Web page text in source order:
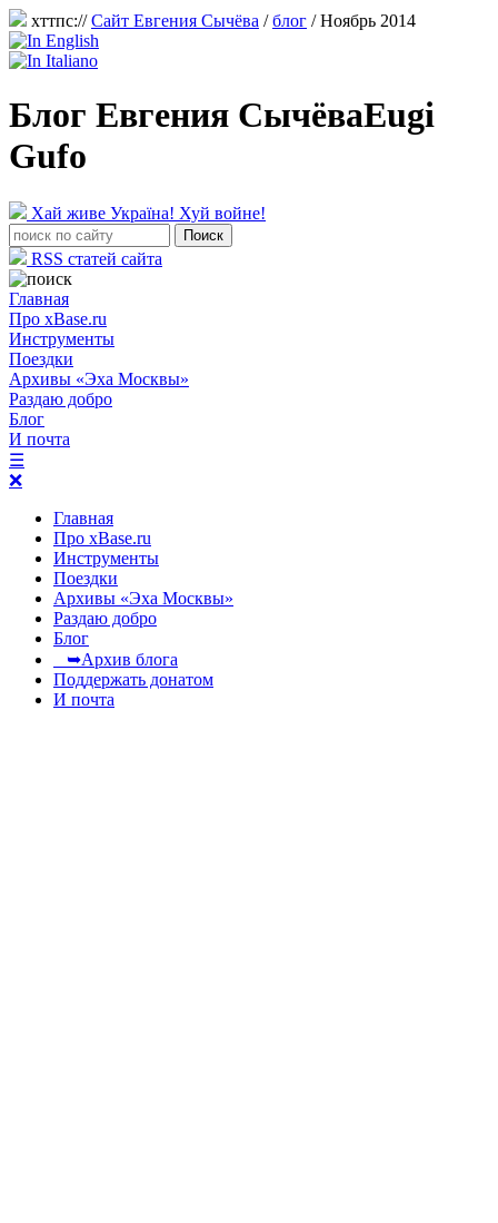
хттпс://Сайт Евгения Сычёва /блог / Ноябрь 2014
Блог Евгения СычёваEugi
Gufo
Хай живе Україна! Хуй войне!
RSS статей сайта
Главная
Про xBase.ru
Инструменты
Поездки
Архивы «Эха Москвы»
Раздаю добро
Блог
И почта
☰
❌
Главная
Про xBase.ru
Инструменты
Поездки
Архивы «Эха Москвы»
Раздаю добро
Блог
➥Архив блога
Поддержать донатом
И почта